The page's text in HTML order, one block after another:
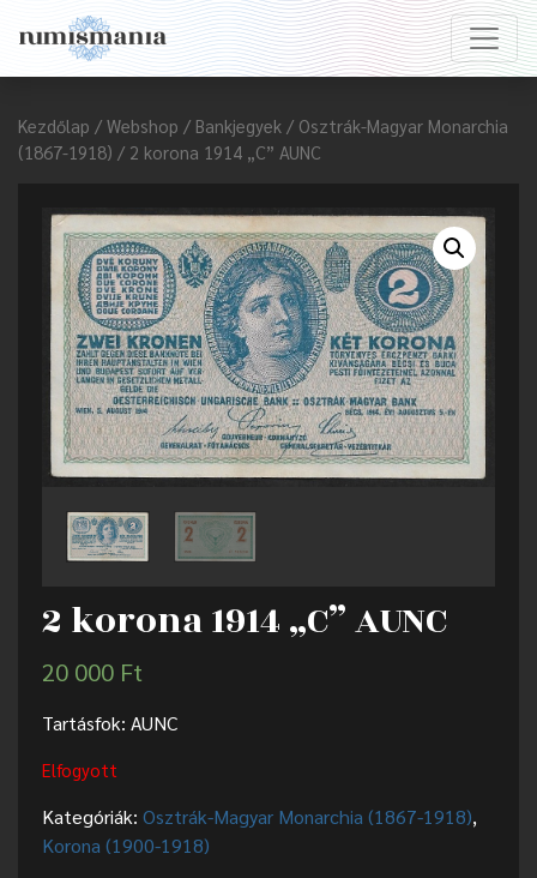
Kezdőlap / Webshop / Bankjegyek / Osztrák-Magyar Monarchia
(1867-1918) / 2 korona 1914 „C” AUNC
2 korona 1914 „C” AUNC
20 000 Ft
Tartásfok: AUNC
Elfogyott
Kategóriák: Osztrák-Magyar Monarchia (1867-1918),
Korona (1900-1918)